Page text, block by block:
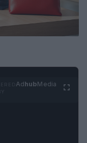
AdhubMedia